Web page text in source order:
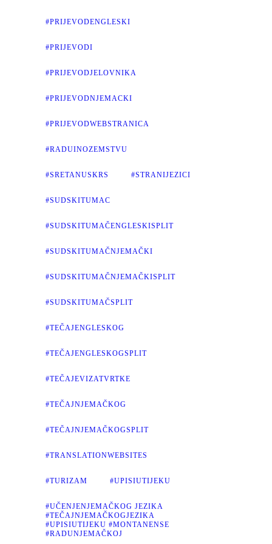
#PRIJEVODENGLESKI
#PRIJEVODI
#PRIJEVODJELOVNIKA
#PRIJEVODNJEMACKI
#PRIJEVODWEBSTRANICA
#RADUINOZEMSTVU
#SRETANUSKRS #STRANIJEZICI
#SUDSKITUMAC
#SUDSKITUMAČENGLESKISPLIT
#SUDSKITUMAČNJEMAČKI
#SUDSKITUMAČNJEMAČKISPLIT
#SUDSKITUMAČSPLIT
#TEČAJENGLESKOG
#TEČAJENGLESKOGSPLIT
#TEČAJEVIZATVRTKE
#TEČAJNJEMAČKOG
#TEČAJNJEMAČKOGSPLIT
#TRANSLATIONWEBSITES
#TURIZAM #UPISIUTIJEKU
#UČENJENJEMAČKOG JEZIKA
#TEČAJNJEMAČKOGJEZIKA
#UPISIUTIJEKU #MONTANENSE
#RADUNJEMAČKOJ